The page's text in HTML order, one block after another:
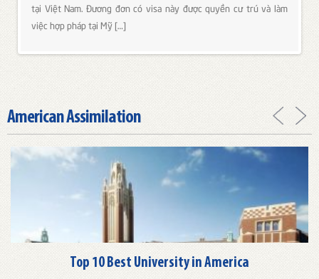
tại Việt Nam. Đương đơn có visa này được quyền cư trú và làm
việc hợp pháp tại Mỹ […]
American Assimilation
Top 10 Best University in America